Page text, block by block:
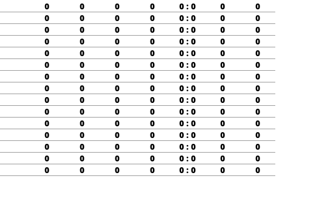
0 0 0 0 0 : 0 0
0
0 0 0 0 0 : 0 0
0
0 0 0 0 0 : 0 0
0
0 0 0 0 0 : 0 0
0
0 0 0 0 0 : 0 0
0
0 0 0 0 0 : 0 0
0
0 0 0 0 0 : 0 0
0
0 0 0 0 0 : 0 0
0
0 0 0 0 0 : 0 0
0
0 0 0 0 0 : 0 0
0
0 0 0 0 0 : 0 0
0
0 0 0 0 0 : 0 0
0
0 0 0 0 0 : 0 0
0
0 0 0 0 0 : 0 0
0
0 0 0 0 0 : 0 0 0